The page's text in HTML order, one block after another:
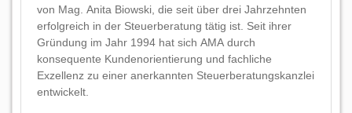
von Mag. Anita Biowski, die seit über drei Jahrzehnten
erfolgreich in der Steuerberatung tätig ist. Seit ihrer
Gründung im Jahr 1994 hat sich AMA durch
konsequente Kundenorientierung und fachliche
Exzellenz zu einer anerkannten Steuerberatungskanzlei
entwickelt.